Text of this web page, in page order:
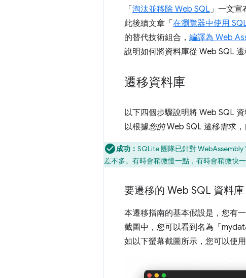
「 淘汰並移除 Web SQL」一文宣
此後續文章「 在瀏覽器中使用
的替代技術組合， 編譯為 Web
說明如何將資料庫從 Web SQL 遷
遷移資料庫
以下四個步驟說明將 Web SQL
以根據您的Web SQL 遷移需求，
成功： SQLite 團隊已針對
差不多。有時會稍微慢一點，有時會稍微快
要遷移的 Web SQL 資料庫
本遷移指南的基本假設是，您有
截圖中，您可以看到名為「
如以下螢幕截圖所示，您可以使